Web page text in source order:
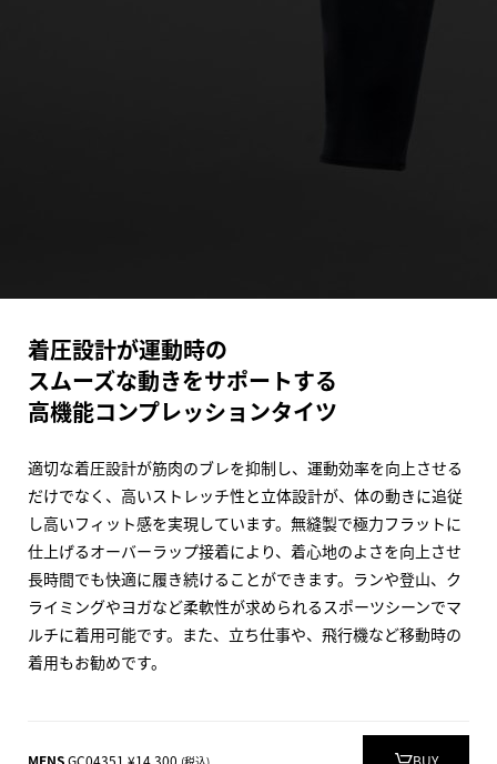
着圧設計が運動時の
スムーズな動きをサポートする
高機能コンプレッションタイツ
適切な着圧設計が筋肉のブレを抑制し、運動効率を向上させる
だけでなく、高いストレッチ性と立体設計が、体の動きに追従
し高いフィット感を実現しています。無縫製で極力フラットに
仕上げるオーバーラップ接着により、着心地のよさを向上させ
長時間でも快適に履き続けることができます。ランや登山、ク
ライミングやヨガなど柔軟性が求められるスポーツシーンでマ
ルチに着用可能です。また、立ち仕事や、飛行機など移動時の
着用もお勧めです。
MENSGC04351 ¥14,300 (税込) BUY